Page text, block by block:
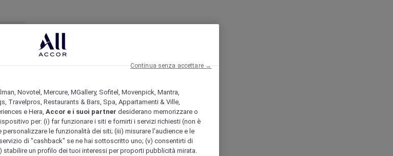
Novotel, Mercure, MGallery, Sofitel, Movenpick, Mantra,
Travelpros, Restaurants & Bars, Spa, Appartamenti & Ville,
e Hera, Accor e i suoi partner desiderano memorizzare o
per: (i) far funzionare i siti e fornirti i servizi richiesti (non è
le funzionalità dei siti; (iii) misurare l'audience e le
di "cashback" se ne hai sottoscritto uno; (v) consentirti di
stabilire un profilo dei tuoi interessi per proporti pubblicità mirata.
Continua senza accettare →